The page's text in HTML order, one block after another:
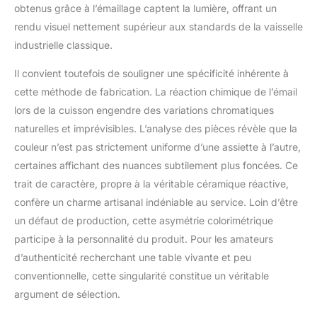
onirique et vibrante aux
couleurs et aux teintes.
chaque pièce en grès
est unique. La
cuisson élevée, la
construction épaisse et
le mélange d'argiles
entièrement naturelles
font du grès un
matériau
incroyablement
durable.
GRÈME/GLAÇURE
RÉACTIVE : Réactive
fait référence à une
technique dans laquelle
obtenus grâce à l’émaillage captent la lumière, offrant un
rendu visuel nettement supérieur aux standards de la vaisselle
industrielle classique.
Il convient toutefois de souligner une spécificité inhérente à
cette méthode de fabrication. La réaction chimique de l’émail
lors de la cuisson engendre des variations chromatiques
naturelles et imprévisibles. L’analyse des pièces révèle que la
couleur n’est pas strictement uniforme d’une assiette à l’autre,
certaines affichant des nuances subtilement plus foncées. Ce
trait de caractère, propre à la véritable céramique réactive,
confère un charme artisanal indéniable au service. Loin d’être
un défaut de production, cette asymétrie colorimétrique
participe à la personnalité du produit. Pour les amateurs
d’authenticité recherchant une table vivante et peu
conventionnelle, cette singularité constitue un véritable
argument de sélection.